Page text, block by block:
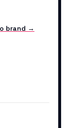
brand →